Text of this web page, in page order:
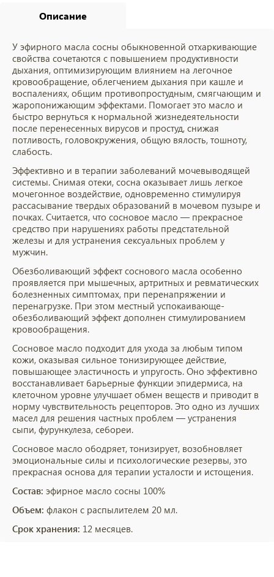
Описание
У эфирного масла сосны обыкновенной отхаркивающие
свойства сочетаются с повышением продуктивности
дыхания, оптимизирующим влиянием на легочное
кровообращение, облегчением дыхания при кашле и
воспалениях, общим противопростудным, смягчающим и
жаропонижающим эффектами. Помогает это масло и
быстро вернуться к нормальной жизнедеятельности
после перенесенных вирусов и простуд, снижая
потливость, головокружения, общую вялость, тошноту,
слабость.
Эффективно и в терапии заболеваний мочевыводящей
системы. Снимая отеки, сосна оказывает лишь легкое
мочегонное воздействие, одновременно стимулируя
рассасывание твердых образований в мочевом пузыре и
почках. Считается, что сосновое масло — прекрасное
средство при нарушениях работы предстательной
железы и для устранения сексуальных проблем у
мужчин.
Обезболивающий эффект соснового масла особенно
проявляется при мышечных, артритных и ревматических
болезненных симптомах, при перенапряжении и
перенагрузке. При этом местный успокаивающе-
обезболивающий эффект дополнен стимулированием
кровообращения.
Сосновое масло подходит для ухода за любым типом
кожи, оказывая сильное тонизирующее действие,
повышающее эластичность и упругость. Оно эффективно
восстанавливает барьерные функции эпидермиса, на
клеточном уровне улучшает обмен веществ и приводит в
норму чувствительность рецепторов. Это одно из лучших
масел для решения частных проблем — устранения
сыпи, фурункулеза, себореи.
Сосновое масло ободряет, тонизирует, возобновляет
эмоциональные силы и психологические резервы, это
прекрасная основа для терапии усталости и истощения.
Состав: эфирное масло сосны 100%
Объем: флакон с распылителем 20 мл.
Срок хранения: 12 месяцев.